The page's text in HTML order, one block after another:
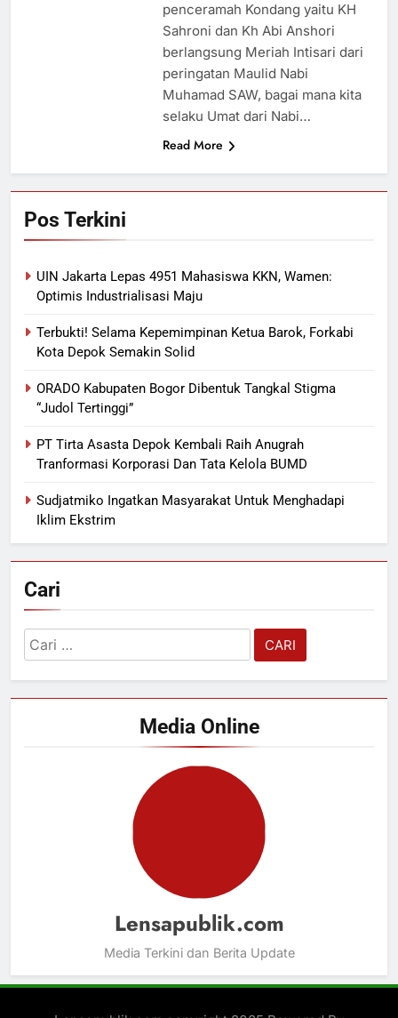
penceramah Kondang yaitu KH
Sahroni dan Kh Abi Anshori
berlangsung Meriah Intisari dari
peringatan Maulid Nabi
Muhamad SAW, bagai mana kita
selaku Umat dari Nabi…
Read More
Pos Terkini
UIN Jakarta Lepas 4951 Mahasiswa KKN, Wamen:
Optimis Industrialisasi Maju
Terbukti! Selama Kepemimpinan Ketua Barok, Forkabi
Kota Depok Semakin Solid
ORADO Kabupaten Bogor Dibentuk Tangkal Stigma
“Judol Tertinggi”
PT Tirta Asasta Depok Kembali Raih Anugrah
Tranformasi Korporasi Dan Tata Kelola BUMD
Sudjatmiko Ingatkan Masyarakat Untuk Menghadapi
Iklim Ekstrim
Cari
Cari
untuk:
Media Online
Lensapublik.com
Media Terkini dan Berita Update